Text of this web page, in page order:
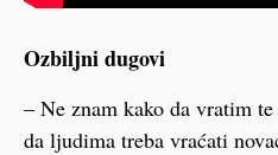
Ozbiljni dugovi
– Ne znam kako da vratim
da ljudima treba vraćati